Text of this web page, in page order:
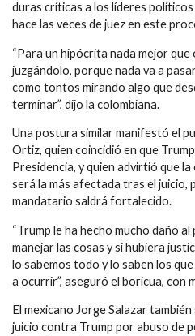
duras críticas a los líderes
hace las veces de juez en este
“Para un hipócrita nada mejor
juzgándolo, porque nada va a
como tontos mirando algo que
terminar”, dijo la colombiana.
Una postura similar manifestó el
Ortiz, quien coincidió en que
Presidencia, y quien advirtió que
será la más afectada tras el juicio,
mandatario saldrá fortalecido.
“Trump le ha hecho mucho daño
manejar las cosas y si hubiera
lo sabemos todo y lo saben los
a ocurrir”, aseguró el boricua, con
El mexicano Jorge Salazar
juicio contra Trump por abuso de